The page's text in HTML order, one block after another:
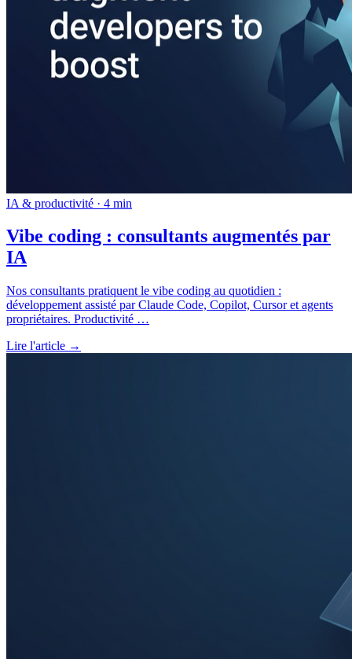
IA & productivité · 4 min
Vibe coding : consultants augmentés par
IA
Nos consultants pratiquent le vibe coding au quotidien :
développement assisté par Claude Code, Copilot, Cursor et agents
propriétaires. Productivité …
Lire l'article →